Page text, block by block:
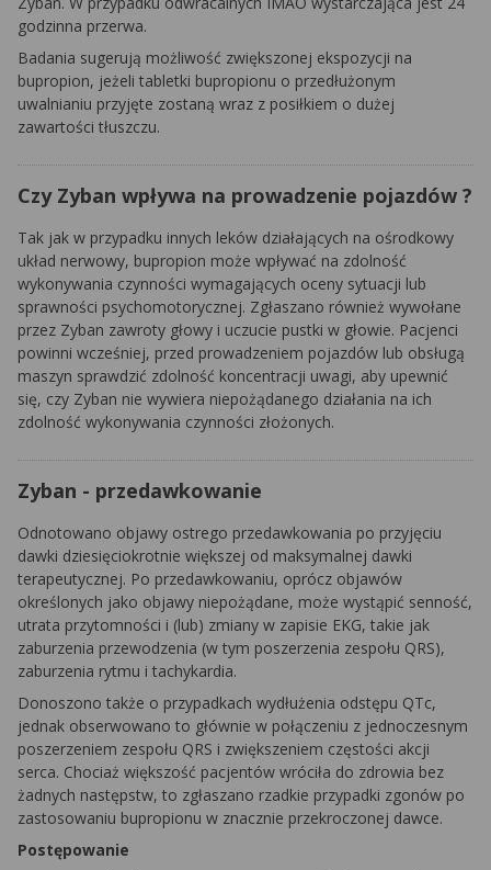
godzinna przerwa.
Badania sugerują możliwość zwiększonej ekspozycji na
bupropion, jeżeli tabletki bupropionu o przedłużonym
uwalnianiu przyjęte zostaną wraz z posiłkiem o dużej
zawartości tłuszczu.
Czy Zyban wpływa na prowadzenie pojazdów ?
Tak jak w przypadku innych leków działających na ośrodkowy
układ nerwowy, bupropion może wpływać na zdolność
wykonywania czynności wymagających oceny sytuacji lub
sprawności psychomotorycznej. Zgłaszano również wywołane
przez Zyban zawroty głowy i uczucie pustki w głowie. Pacjenci
powinni wcześniej, przed prowadzeniem pojazdów lub obsługą
maszyn sprawdzić zdolność koncentracji uwagi, aby upewnić
się, czy Zyban nie wywiera niepożądanego działania na ich
zdolność wykonywania czynności złożonych.
Zyban - przedawkowanie
Odnotowano objawy ostrego przedawkowania po przyjęciu
dawki dziesięciokrotnie większej od maksymalnej dawki
terapeutycznej. Po przedawkowaniu, oprócz objawów
określonych jako objawy niepożądane, może wystąpić senność,
utrata przytomności i (lub) zmiany w zapisie EKG, takie jak
zaburzenia przewodzenia (w tym poszerzenia zespołu QRS),
zaburzenia rytmu i tachykardia.
Donoszono także o przypadkach wydłużenia odstępu QTc,
jednak obserwowano to głównie w połączeniu z jednoczesnym
poszerzeniem zespołu QRS i zwiększeniem częstości akcji
serca. Chociaż większość pacjentów wróciła do zdrowia bez
żadnych następstw, to zgłaszano rzadkie przypadki zgonów po
zastosowaniu bupropionu w znacznie przekroczonej dawce.
Postępowanie